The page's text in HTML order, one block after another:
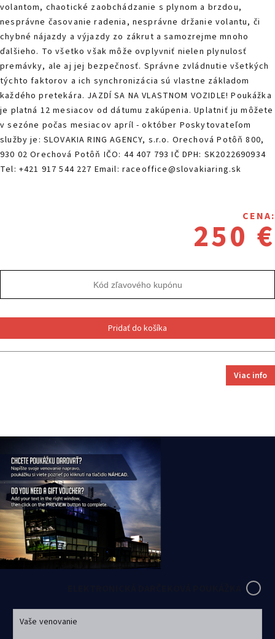
volantom, chaotické zaobchádzanie s plynom a brzdou,
nesprávne časovanie radenia, nesprávne držanie volantu, či
chybné nájazdy a výjazdy zo zákrut a samozrejme mnoho
ďalšieho. To všetko však môže ovplyvniť nielen plynulosť
premávky, ale aj jej bezpečnosť. Správne zvládnutie všetkých
týchto faktorov a ich synchronizácia sú vlastne základom
každého pretekára. JAZDÍ SA NA VLASTNOM VOZIDLE! Poukážka
je platná 12 mesiacov od dátumu zakúpenia. Uplatniť ju môžete
v sezóne počas mesiacov apríl - október Poskytovateľom
služby je: SLOVAKIA RING AGENCY, s.r.o. Orechová Potôň 800,
930 02 Orechová Potôň IČO: 44 407 793 IČ DPH: SK2022690934
Tel: +421 917 544 227 Email: raceoffice@slovakiaring.sk
CENA:
250 €
Pridať do košíka
Viac info